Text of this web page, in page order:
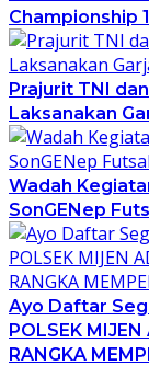
Championship 1
Prajurit TNI
Laksanakan
Wadah
SonGENep
Ayo Daftar
POLSEK
RANGKA